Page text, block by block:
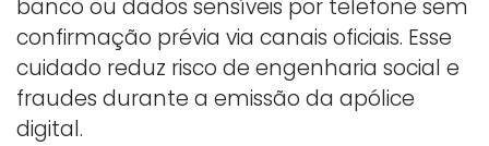
banco ou dados sensíveis por telefone sem
confirmação prévia via canais oficiais. Esse
cuidado reduz risco de engenharia social e
fraudes durante a emissão da apólice
digital.